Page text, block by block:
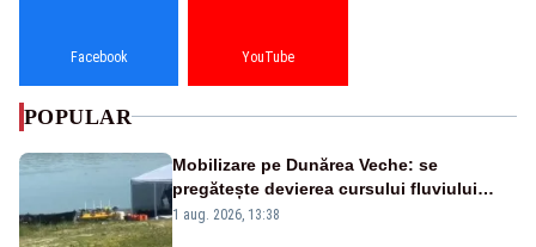
Facebook YouTube
POPULAR
Mobilizare pe Dunărea Veche: se
pregătește devierea cursului fluviului
către Cernavodă – VIDEO
1 aug. 2026, 13:38